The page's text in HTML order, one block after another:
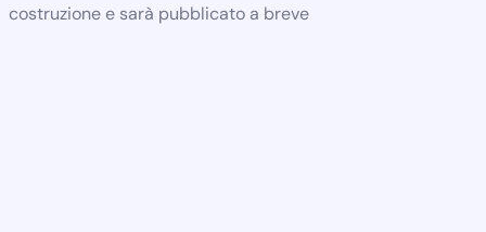
costruzione e sarà pubblicato a breve